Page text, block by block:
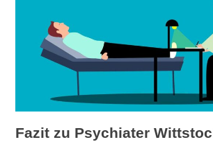
Fazit zu Psychiater